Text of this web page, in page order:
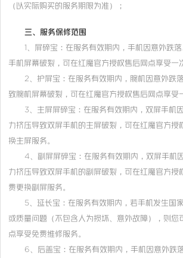
（以实际购买的服务期限为准）；
三、服务保修范围
1、屏碎宝：在服务有效期内，手机因意外跌
手机屏幕破裂，可在红魔官方授权售后网点享受一
2、护屏宝：在服务有效期内，腕机因意外跌
致腕机屏幕破裂，可在红魔官方授权售后网点享受
3、主屏屏碎宝：在服务有效期内，双屏手机
力挤压导致双屏手机的主屏破裂，可在红魔官方授
换主屏服务。
4、副屏屏碎宝：在服务有效期内，双屏手机
力挤压导致双屏手机的副屏破裂，可在红魔官方授
费更换副屏服务。
5、延长宝：在服务有效期内，若手机发生国
或质量问题（不包含人为损坏、意外故障），则您
点享受免费维修服务。
6、后盖宝：在服务有效期内，手机因意外跌